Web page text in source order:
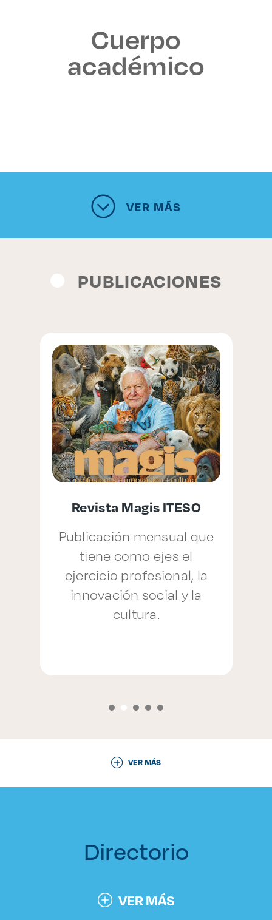
Cuerpo
académico
VER MÁS
PUBLICACIONES
Revista Magis ITESO
Publicación mensual que
tiene como ejes el
ejercicio profesional, la
innovación social y la
cultura.
VER MÁS
Directorio
VER MÁS